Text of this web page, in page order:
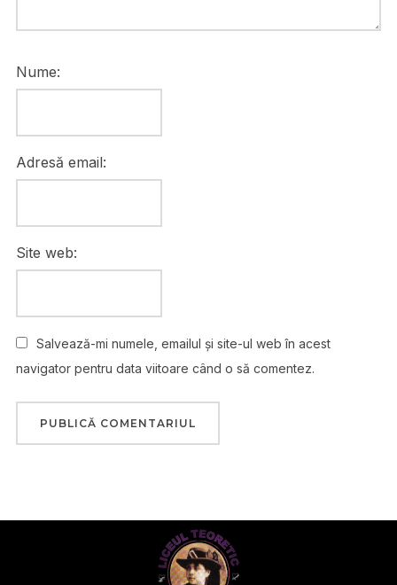
Nume:
Adresă email:
Site web:
Salvează-mi numele, emailul și site-ul web în acest
navigator pentru data viitoare când o să comentez.